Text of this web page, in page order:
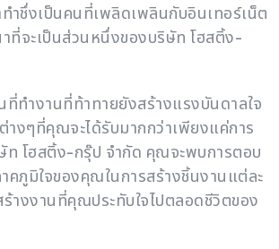
ทำชึ่งเป็นคนที่เพลิดเพลินกับอินเทอร์เน็ต
าที่จะเป็นส่วนหนึ่งของบริษัท โฮสติ้ง-
ที่ทำงานที่ท้าทายยังสร้างแรงบันดาลใจ
างๆที่คุณจะได้รับมากกว่าเพียงแค่การ
ท โฮสติ้ง-กรุ๊ป จำกัด คุณจะพบการตอบ
คภูมิใจของคุณในการสร้างชิ้นงานแต่ละ
างงานที่คุณประทับใจไปตลอดชีวิตของ